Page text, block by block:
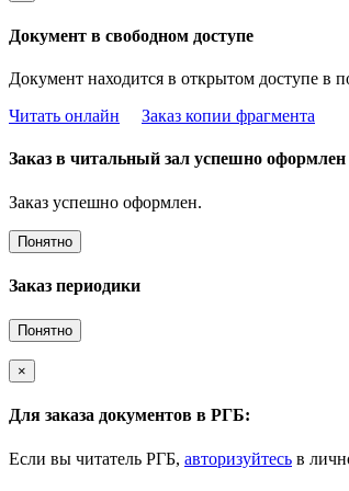
Документ в свободном доступе
Документ находится в открытом доступе в
Читать онлайн
Заказ копии фрагмента
Заказ в читальный зал успешно оформлен
Заказ успешно оформлен.
Понятно
Заказ периодики
Понятно
×
Для заказа документов в РГБ:
Если вы читатель РГБ, авторизуйтесь в